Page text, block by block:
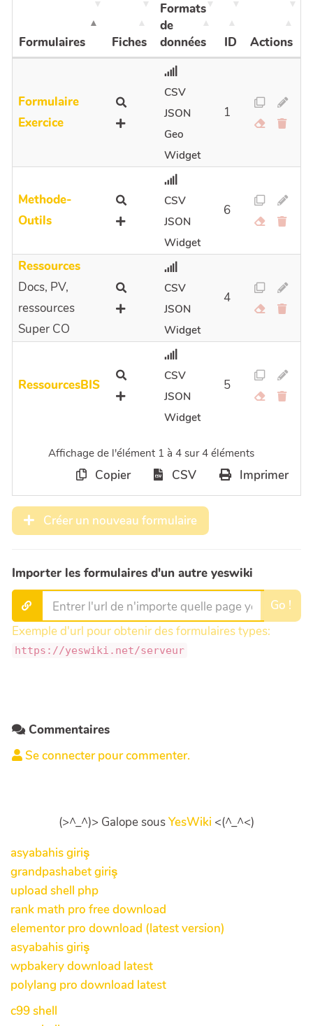
Formulaires Fiches
Formats
de
données
ID Actions
Formulaire
Exercice
CSV
JSON
Geo
Widget
1
Methode-
Outils
CSV
JSON
Widget
6
Ressources
Docs, PV,
ressources
Super CO
CSV
JSON
Widget
4
RessourcesBIS
CSV
JSON
Widget
5
Affichage de l'élément 1 à 4 sur 4 éléments
Copier CSV Imprimer
Créer un nouveau formulaire
Importer les formulaires d'un autre yeswiki
Go !
Exemple d'url pour obtenir des formulaires types:
https://yeswiki.net/serveur
Commentaires
Se connecter pour commenter.
(>^_^)> Galope sousYesWiki <(^_^<)
asyabahis giriş
grandpashabet giriş
upload shell php
rank math pro free download
elementor pro download (latest version)
asyabahis giriş
wpbakery download latest
polylang pro download latest
c99 shell